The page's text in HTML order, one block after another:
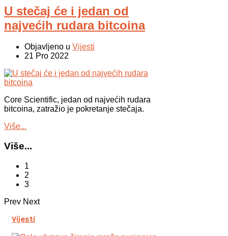
U stečaj će i jedan od
najvećih rudara bitcoina
Objavljeno u Vijesti
21 Pro 2022
Core Scientific, jedan od najvećih rudara
bitcoina, zatražio je pokretanje stečaja.
Više...
Više...
1
2
3
Prev Next
Vijesti